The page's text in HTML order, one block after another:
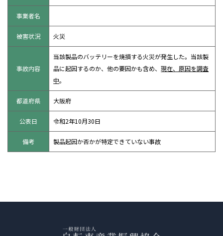
事業者名
被害状況 火災
事故内容
当該製品のバッテリーを焼損する火災が発生した。当該製
品に起因するのか、他の要因かも含め、現在、原因を調査
中。
都道府県 大阪府
公表日 令和2年10月30日
備考 製品起因か否かが特定できていない事故